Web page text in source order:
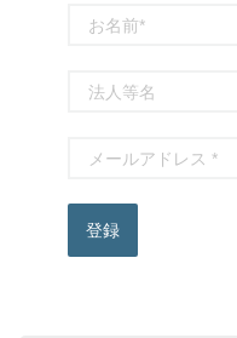
登録